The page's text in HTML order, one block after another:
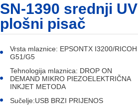
SN-1390 srednji UV
plošni pisač
Vrsta mlaznice: EPSONTX I3200/RICOH
G51/G5
Tehnologija mlaznica: DROP ON
DEMAND MIKRO PIEZOELEKTRIČNA
INKJET METODA
Sučelje:USB BRZI PRIJENOS